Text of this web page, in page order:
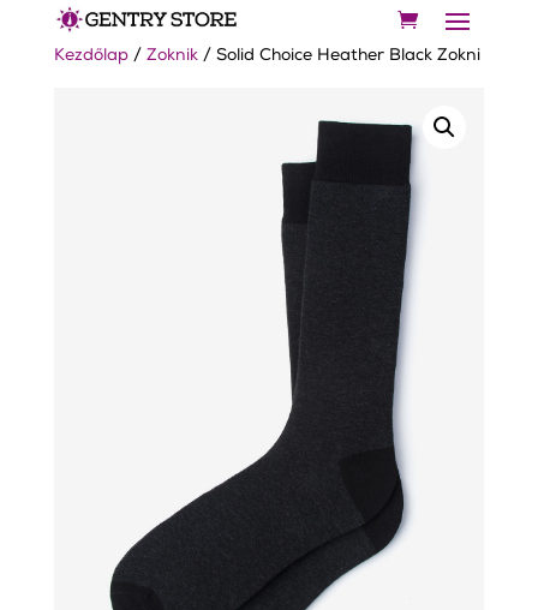
Kezdőlap/ Zoknik/ Solid Choice Heather Black Zokni